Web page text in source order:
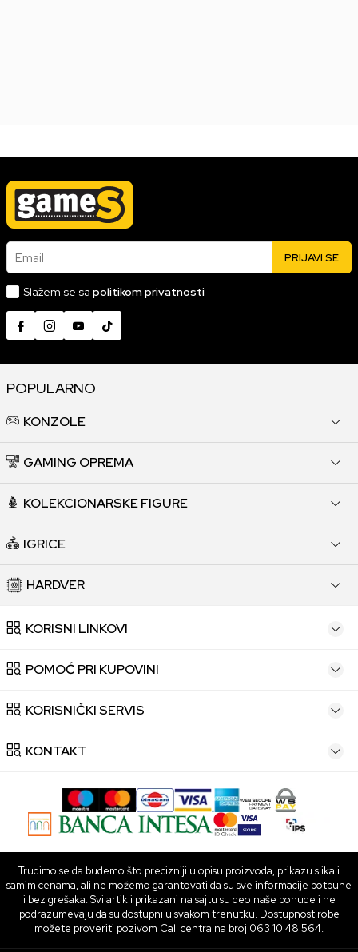
Email PRIJAVI SE
Slažem se sa politikom privatnosti
POPULARNO
KONZOLE
GAMING OPREMA
KOLEKCIONARSKE FIGURE
IGRICE
HARDVER
KORISNI LINKOVI
POMOĆ PRI KUPOVINI
KORISNIČKI SERVIS
KONTAKT
Trudimo se da budemo što precizniji u opisu proizvoda, prikazu slika i
samim cenama, ali ne možemo garantovati da su sve informacije potpune
i bez grešaka. Svi artikli prikazani na sajtu su deo naše ponude i ne
podrazumevaju da su dostupni u svakom trenutku. Dostupnost robe
možete proveriti pozivom Call centra na broj 063 10 48 564.